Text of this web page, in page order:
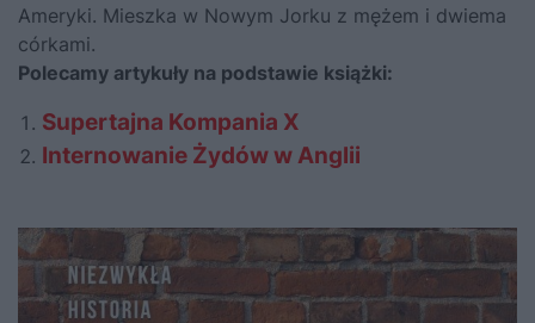
Ameryki. Mieszka w Nowym Jorku z mężem i dwiema
córkami.
Polecamy artykuły na podstawie książki:
Supertajna Kompania X
Internowanie Żydów w Anglii